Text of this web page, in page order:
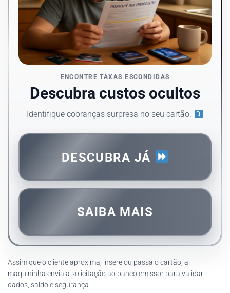
ENCONTRE TAXAS ESCONDIDAS
Descubra custos ocultos
Identifique cobranças surpresa no seu cartão.
DESCUBRA JÁ
SAIBA MAIS
Assim que o cliente aproxima, insere ou passa o cartão, a
maquininha envia a solicitação ao banco emissor para validar
dados, saldo e segurança.